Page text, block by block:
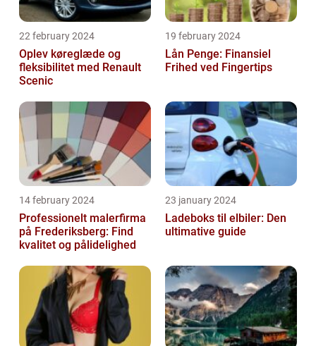
22 february 2024
Oplev køreglæde og
fleksibilitet med Renault
Scenic
19 february 2024
Lån Penge: Finansiel
Frihed ved Fingertips
14 february 2024
Professionelt malerfirma
på Frederiksberg: Find
kvalitet og pålidelighed
23 january 2024
Ladeboks til elbiler: Den
ultimative guide